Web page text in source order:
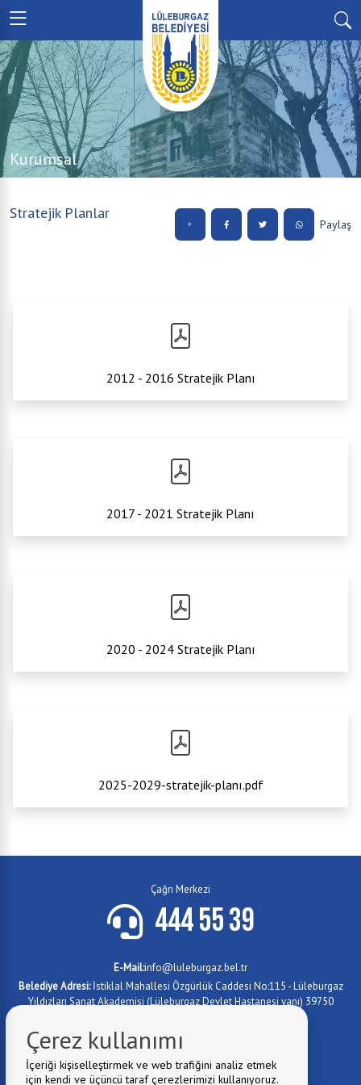
Kurumsal
Stratejik Planlar
Paylaş
2012 - 2016 Stratejik Planı
2017 - 2021 Stratejik Planı
2020 - 2024 Stratejik Planı
2025-2029-stratejik-planı.pdf
Çağrı Merkezi
444 55 39
E-Mail:info@luleburgaz.bel.tr
Belediye Adresi:İstiklal Mahallesi Özgürlük Caddesi No:115 - Lüleburgaz
Yıldızları Sanat Akademisi (Lüleburgaz Devlet Hastanesi yanı) 39750
Fax: 0288 417 4779
Telefon:0 288 417 1012
Çerez kullanımı
İçeriği kişiselleştirmek ve web trafiğini analiz etmek
için kendi ve üçüncü taraf çerezlerimizi kullanıyoruz.